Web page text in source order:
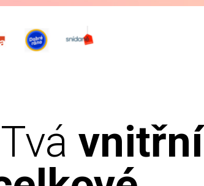
vnitřní